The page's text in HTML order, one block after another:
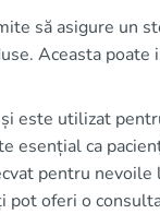
să asigure un
Aceasta poate
este utilizat
esențial ca
pentru
pot oferi o